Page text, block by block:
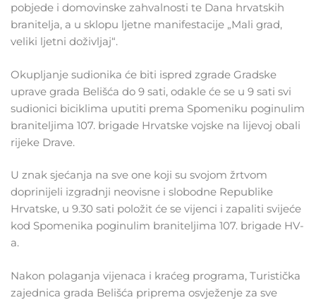
pobjede i domovinske zahvalnosti te Dana hrvatskih
branitelja, a u sklopu ljetne manifestacije „Mali grad,
veliki ljetni doživljaj“.
Okupljanje sudionika će biti ispred zgrade Gradske
uprave grada Belišća do 9 sati, odakle će se u 9 sati svi
sudionici biciklima uputiti prema Spomeniku poginulim
braniteljima 107. brigade Hrvatske vojske na lijevoj obali
rijeke Drave.
U znak sjećanja na sve one koji su svojom žrtvom
doprinijeli izgradnji neovisne i slobodne Republike
Hrvatske, u 9.30 sati položit će se vijenci i zapaliti svijeće
kod Spomenika poginulim braniteljima 107. brigade HV-
a.
Nakon polaganja vijenaca i kraćeg programa, Turistička
zajednica grada Belišća priprema osvježenje za sve